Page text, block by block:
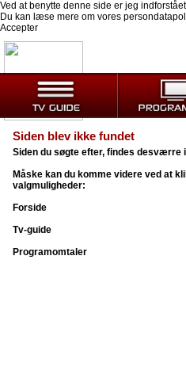
Ved at benytte denne side er jeg
Du kan læse mere om vores
Accepter
Siden blev ikke fundet
Siden du søgte efter, findes desværre
Måske kan du komme videre ved at
valgmuligheder:
Forside
Tv-guide
Programomtaler